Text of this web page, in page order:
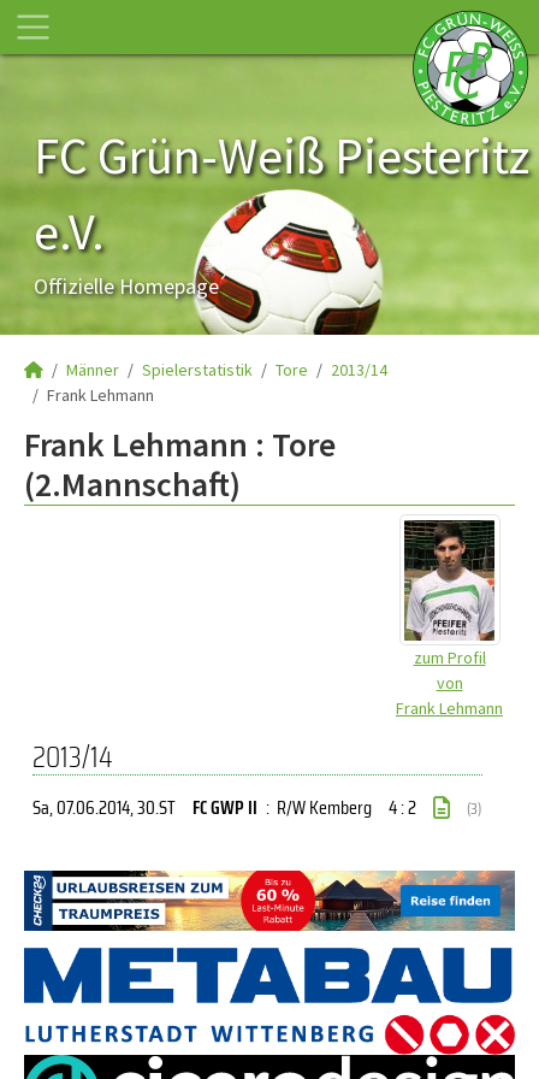
FC Grün-Weiß Piesteritz
e.V.
Offizielle Homepage
Männer Spielerstatistik Tore
2013/14
Frank Lehmann
Frank Lehmann : Tore
(2.Mannschaft)
zum Profil
von
Frank Lehmann
2013/14
Sa, 07.06.2014, 30.ST FC GWP II : R/W Kemberg 4 : 2 (3)